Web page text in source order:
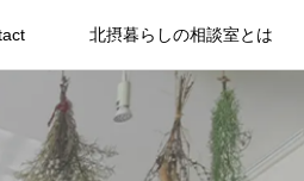
北摂暮らしの相談室とは